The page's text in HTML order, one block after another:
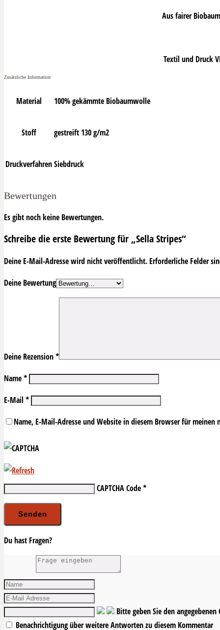
Aus fairer
Textil und Druck
Zusätzliche Information
Material 100% gekämmte Biobaumwolle
Stoff gestreift 130 g/m2
DruckverfahrenSiebdruck
Bewertungen
Es gibt noch keine Bewertungen.
Schreibe die erste Bewertung für „Sella Stripes“
Deine E-Mail-Adresse wird nicht veröffentlicht. Erforderliche Felder
Deine Bewertung
Deine Rezension*
Name*
E-Mail *
Name, E-Mail-Adresse und Website in diesem Browser für meinen
CAPTCHA Code*
Du hast Fragen?
Bitte geben Sie den
Benachrichtigung über weitere Antworten zu diesem Kommentar